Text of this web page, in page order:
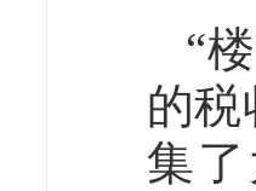
“
的
集